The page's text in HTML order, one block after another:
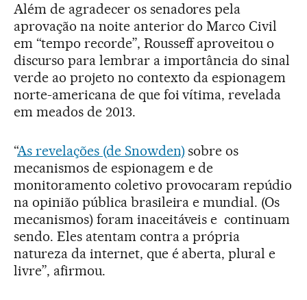
Além de agradecer os senadores pela
aprovação na noite anterior do Marco Civil
em “tempo recorde”, Rousseff aproveitou o
discurso para lembrar a importância do sinal
verde ao projeto no contexto da espionagem
norte-americana de que foi vítima, revelada
em meados de 2013.
“As revelações (de Snowden) sobre os
mecanismos de espionagem e de
monitoramento coletivo provocaram repúdio
na opinião pública brasileira e mundial. (Os
mecanismos) foram inaceitáveis e continuam
sendo. Eles atentam contra a própria
natureza da internet, que é aberta, plural e
livre”, afirmou.